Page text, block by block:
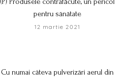
pentru sănătate
12 martie 2021
Cu numai câteva pulverizări aerul din